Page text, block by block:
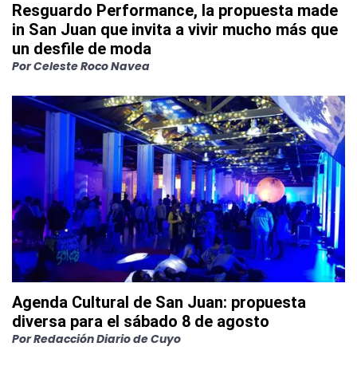
Resguardo Performance, la propuesta made
in San Juan que invita a vivir mucho más que
un desfile de moda
PorCeleste Roco Navea
Agenda Cultural de San Juan: propuesta
diversa para el sábado 8 de agosto
PorRedacción Diario de Cuyo